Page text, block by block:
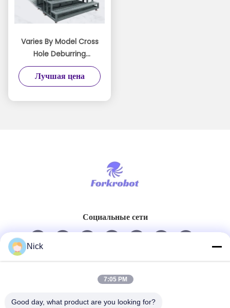
Varies By Model Cross
Hole Deburring
Machine Featuring
Custom Tooling and
Burr Removal
Лучшая цена
Социальные сети
Быстрый контакт
Nick
7:05 PM
Good day, what product are you looking for?